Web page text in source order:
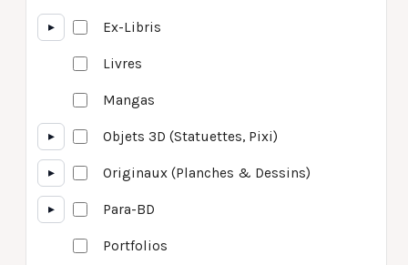
▸ Ex-Libris
Livres
Mangas
▸ Objets 3D (Statuettes, Pixi)
▸ Originaux (Planches & Dessins)
▸ Para-BD
Portfolios